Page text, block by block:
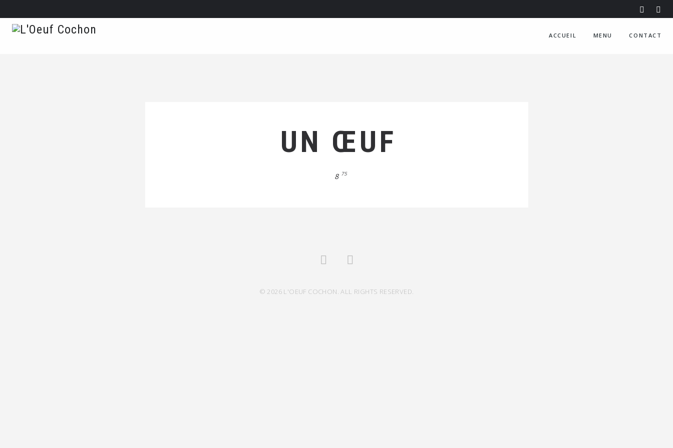
ACCUEIL MENU CONTACT
UN ŒUF
8 75
© 2026 L'OEUF COCHON. ALL RIGHTS RESERVED.